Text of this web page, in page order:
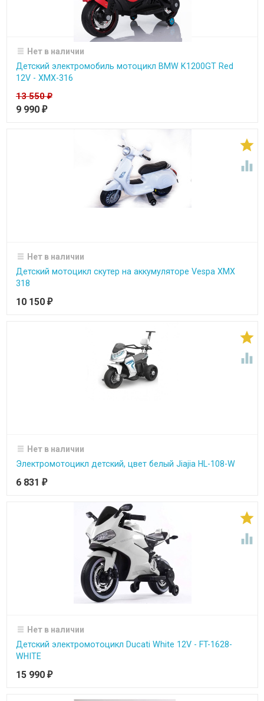
Нет в наличии
Детский электромобиль мотоцикл BMW K1200GT Red
12V - XMX-316
13 550₽
9 990 ₽


Нет в наличии
Детский мотоцикл скутер на аккумуляторе Vespa XMX
318
10 150 ₽


Нет в наличии
Электромотоцикл детский, цвет белый Jiajia HL-108-W
6 831 ₽


Нет в наличии
Детский электромотоцикл Ducati White 12V - FT-1628-
WHITE
15 990 ₽